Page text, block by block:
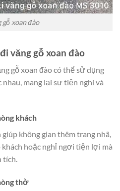
gỗ xoan đào
văng gỗ xoan đào
gỗ xoan đào có thể sử dụng
mang lại sự tiện nghi và
khách
không gian thêm trang nhã,
hoặc nghỉ ngơi tiện lợi mà
tích.
thờ